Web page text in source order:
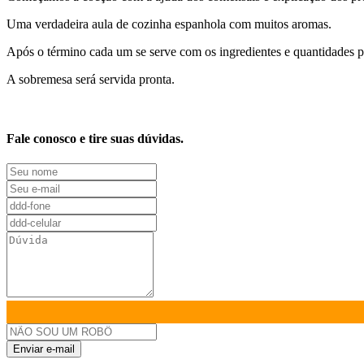
Uma verdadeira aula de cozinha espanhola com muitos aromas.
Após o término cada um se serve com os ingredientes e quantidades
A sobremesa será servida pronta.
Fale conosco e tire suas dúvidas.
Enviar e-mail